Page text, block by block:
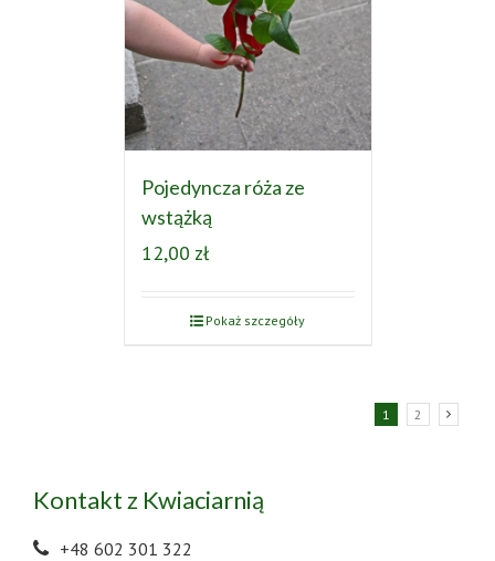
Pojedyncza róża ze
wstążką
12,00 zł
Pokaż szczegóły
1 2
Kontakt z Kwiaciarnią
+48 602 301 322